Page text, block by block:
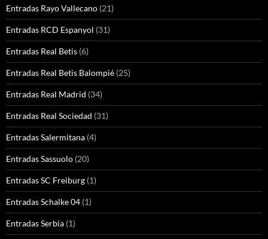
Entradas Rayo Vallecano (21)
Entradas RCD Espanyol (31)
Entradas Real Betis (6)
Entradas Real Betis Balompié (25)
Entradas Real Madrid (34)
Entradas Real Sociedad (31)
Entradas Salermitana (4)
Entradas Sassuolo (20)
Entradas SC Freiburg (1)
Entradas Schalke 04 (1)
Entradas Serbia (1)